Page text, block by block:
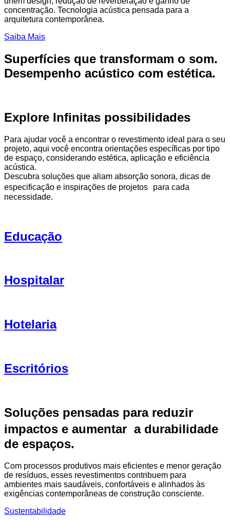
concentração. Tecnologia acústica pensada para a
arquitetura contemporânea.
Saiba Mais
Superfícies que transformam o som.
Desempenho acústico com estética.
Explore Infinitas possibilidades
Para ajudar você a encontrar o revestimento ideal para o seu
projeto, aqui você encontra orientações específicas por tipo
de espaço, considerando estética, aplicação e eficiência
acústica.
Descubra soluções que aliam absorção sonora, dicas de
especificação e inspirações de projetos para cada
necessidade.
Educação
Hospitalar
Hotelaria
Escritórios
Soluções pensadas para reduzir
impactos e aumentar a durabilidade
de espaços.
Com processos produtivos mais eficientes e menor geração
de resíduos, esses revestimentos contribuem para
ambientes mais saudáveis, confortáveis e alinhados às
exigências contemporâneas de construção consciente.
Sustentabilidade